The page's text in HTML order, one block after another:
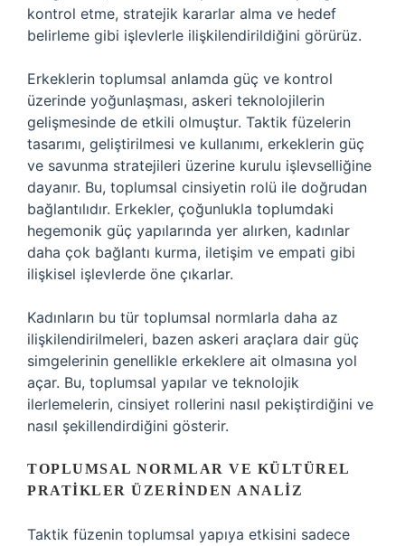
kontrol etme, stratejik kararlar alma ve hedef
belirleme gibi işlevlerle ilişkilendirildiğini görürüz.
Erkeklerin toplumsal anlamda güç ve kontrol
üzerinde yoğunlaşması, askeri teknolojilerin
gelişmesinde de etkili olmuştur. Taktik füzelerin
tasarımı, geliştirilmesi ve kullanımı, erkeklerin güç
ve savunma stratejileri üzerine kurulu işlevselliğine
dayanır. Bu, toplumsal cinsiyetin rolü ile doğrudan
bağlantılıdır. Erkekler, çoğunlukla toplumdaki
hegemonik güç yapılarında yer alırken, kadınlar
daha çok bağlantı kurma, iletişim ve empati gibi
ilişkisel işlevlerde öne çıkarlar.
Kadınların bu tür toplumsal normlarla daha az
ilişkilendirilmeleri, bazen askeri araçlara dair güç
simgelerinin genellikle erkeklere ait olmasına yol
açar. Bu, toplumsal yapılar ve teknolojik
ilerlemelerin, cinsiyet rollerini nasıl pekiştirdiğini ve
nasıl şekillendirdiğini gösterir.
TOPLUMSAL NORMLAR VE KÜLTÜREL
PRATIKLER ÜZERINDEN ANALIZ
Taktik füzenin toplumsal yapıya etkisini sadece